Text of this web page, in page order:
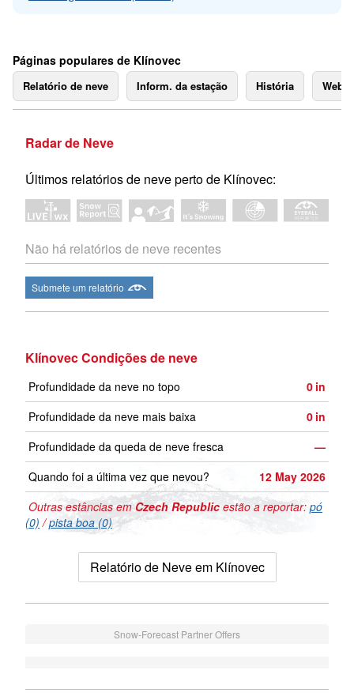
Páginas populares de Klínovec
Relatório de neve Inform. da estação História
Radar de Neve
Últimos relatórios de neve perto de Klínovec:
Não há relatórios de neve recentes
Submete um relatório
Klínovec Condições de neve
Profundidade da neve no topo 0 in
Profundidade da neve mais baixa
0 in
Profundidade da queda de neve fresca
—
Quando foi a última vez que nevou?
12 May 2026
Outras estâncias emCzech Republic estão a reportar: pó
(0) /pista boa (0)
Relatório de Neve em Klínovec
Snow-Forecast Partner Offers